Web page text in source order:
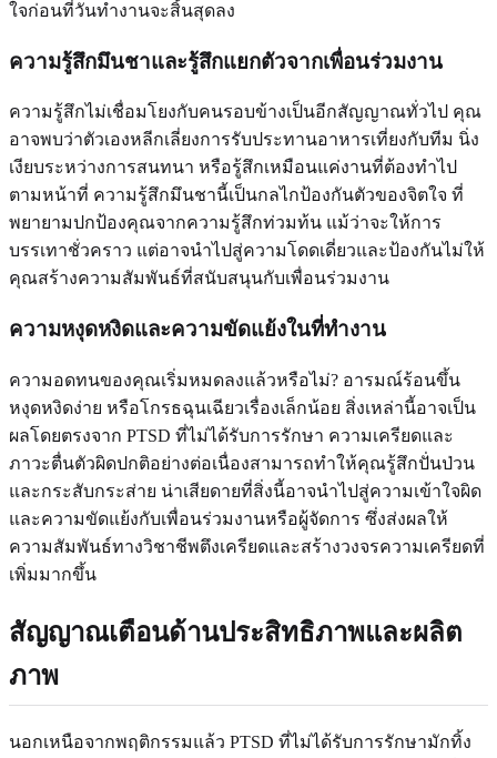
ใจก่อนที่วันทำงานจะสิ้นสุดลง
ความรู้สึกมึนชาและรู้สึกแยกตัวจากเพื่อนร่วมงาน
ความรู้สึกไม่เชื่อมโยงกับคนรอบข้างเป็นอีกสัญญาณทั่วไป คุณ
อาจพบว่าตัวเองหลีกเลี่ยงการรับประทานอาหารเที่ยงกับทีม นิ่ง
เงียบระหว่างการสนทนา หรือรู้สึกเหมือนแค่งานที่ต้องทำไป
ตามหน้าที่ ความรู้สึกมึนชานี้เป็นกลไกป้องกันตัวของจิตใจ ที่
พยายามปกป้องคุณจากความรู้สึกท่วมท้น แม้ว่าจะให้การ
บรรเทาชั่วคราว แต่อาจนำไปสู่ความโดดเดี่ยวและป้องกันไม่ให้
คุณสร้างความสัมพันธ์ที่สนับสนุนกับเพื่อนร่วมงาน
ความหงุดหงิดและความขัดแย้งในที่ทำงาน
ความอดทนของคุณเริ่มหมดลงแล้วหรือไม่? อารมณ์ร้อนขึ้น
หงุดหงิดง่าย หรือโกรธฉุนเฉียวเรื่องเล็กน้อย สิ่งเหล่านี้อาจเป็น
ผลโดยตรงจาก PTSD ที่ไม่ได้รับการรักษา ความเครียดและ
ภาวะตื่นตัวผิดปกติอย่างต่อเนื่องสามารถทำให้คุณรู้สึกปั่นป่วน
และกระสับกระส่าย น่าเสียดายที่สิ่งนี้อาจนำไปสู่ความเข้าใจผิด
และความขัดแย้งกับเพื่อนร่วมงานหรือผู้จัดการ ซึ่งส่งผลให้
ความสัมพันธ์ทางวิชาชีพตึงเครียดและสร้างวงจรความเครียดที่
เพิ่มมากขึ้น
สัญญาณเตือนด้านประสิทธิภาพและผลิต
ภาพ
นอกเหนือจากพฤติกรรมแล้ว PTSD ที่ไม่ได้รับการรักษามักทิ้ง